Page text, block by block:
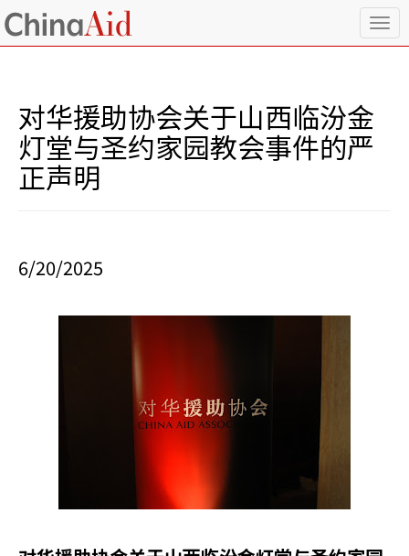
T
o
对华援助协会关于山西临汾金
灯堂与圣约家园教会事件的严
正声明
6/20/2025